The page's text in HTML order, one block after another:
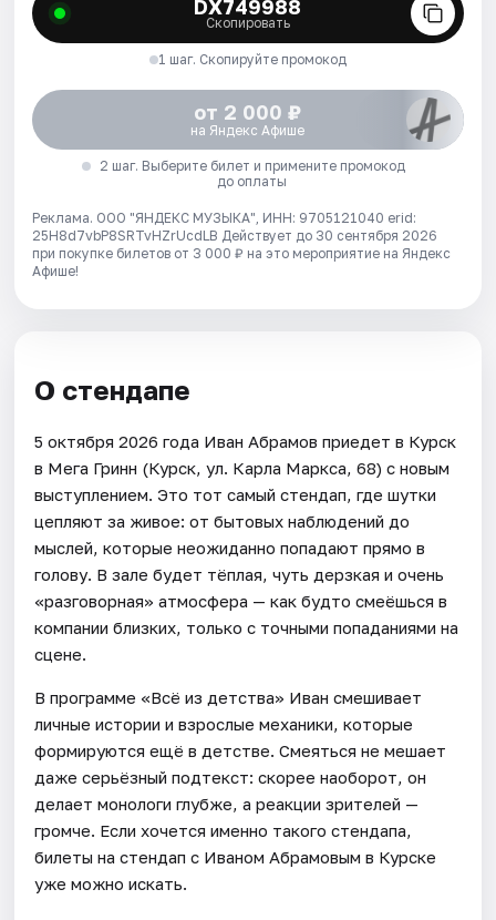
DX749988
Скопировать
1 шаг. Скопируйте промокод
от 2 000 ₽
на Яндекс Афише
2 шаг. Выберите билет и примените промокод
до оплаты
Реклама. ООО "ЯНДЕКС МУЗЫКА", ИНН: 9705121040 erid:
25H8d7vbP8SRTvHZrUcdLB Действует до 30 сентября 2026
при покупке билетов от 3 000 ₽ на это мероприятие на Яндекс
Афише!
О стендапе
5 октября 2026 года Иван Абрамов приедет в Курск
в Мега Гринн (Курск, ул. Карла Маркса, 68) с новым
выступлением. Это тот самый стендап, где шутки
цепляют за живое: от бытовых наблюдений до
мыслей, которые неожиданно попадают прямо в
голову. В зале будет тёплая, чуть дерзкая и очень
«разговорная» атмосфера — как будто смеёшься в
компании близких, только с точными попаданиями на
сцене.
В программе «Всё из детства» Иван смешивает
личные истории и взрослые механики, которые
формируются ещё в детстве. Смеяться не мешает
даже серьёзный подтекст: скорее наоборот, он
делает монологи глубже, а реакции зрителей —
громче. Если хочется именно такого стендапа,
билеты на стендап с Иваном Абрамовым в Курске
уже можно искать.